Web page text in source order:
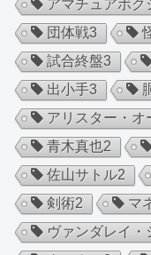
アマチュアボク
団体戦3
試合終盤3
出小手3
アリスター・オ
青木真也2
佐山サトル2
剣術2 マ
ヴァンダレイ・